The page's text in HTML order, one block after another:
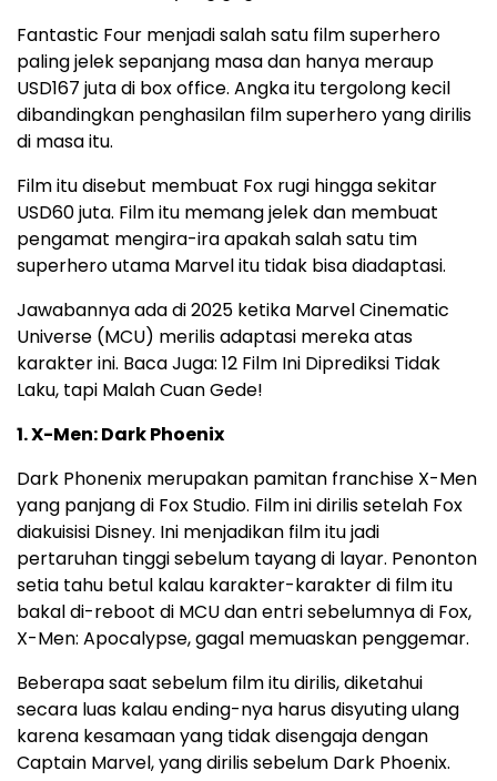
Fantastic Four menjadi salah satu film superhero
paling jelek sepanjang masa dan hanya meraup
USD167 juta di box office. Angka itu tergolong kecil
dibandingkan penghasilan film superhero yang dirilis
di masa itu.
Film itu disebut membuat Fox rugi hingga sekitar
USD60 juta. Film itu memang jelek dan membuat
pengamat mengira-ira apakah salah satu tim
superhero utama Marvel itu tidak bisa diadaptasi.
Jawabannya ada di 2025 ketika Marvel Cinematic
Universe (MCU) merilis adaptasi mereka atas
karakter ini. Baca Juga: 12 Film Ini Diprediksi Tidak
Laku, tapi Malah Cuan Gede!
1. X-Men: Dark Phoenix
Dark Phonenix merupakan pamitan franchise X-Men
yang panjang di Fox Studio. Film ini dirilis setelah Fox
diakuisisi Disney. Ini menjadikan film itu jadi
pertaruhan tinggi sebelum tayang di layar. Penonton
setia tahu betul kalau karakter-karakter di film itu
bakal di-reboot di MCU dan entri sebelumnya di Fox,
X-Men: Apocalypse, gagal memuaskan penggemar.
Beberapa saat sebelum film itu dirilis, diketahui
secara luas kalau ending-nya harus disyuting ulang
karena kesamaan yang tidak disengaja dengan
Captain Marvel, yang dirilis sebelum Dark Phoenix.